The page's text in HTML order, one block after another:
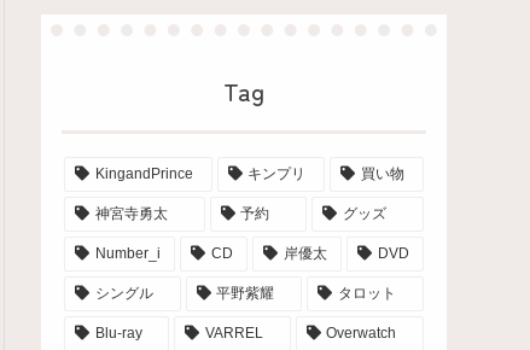
Tag
KingandPrince キンプリ 買い物
神宮寺勇太 予約 グッズ
Number_i CD 岸優太 DVD
シングル 平野紫耀 タロット
Blu-ray VARREL Overwatch